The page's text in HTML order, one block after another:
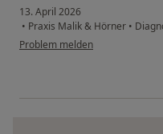
13. April 2026
• Praxis Malik & Hörner •
Problem melden